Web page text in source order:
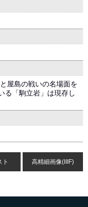
屋島の戦いの名場面を
る「駒立岩」は現存し
ト 高精細画像(IIIF)